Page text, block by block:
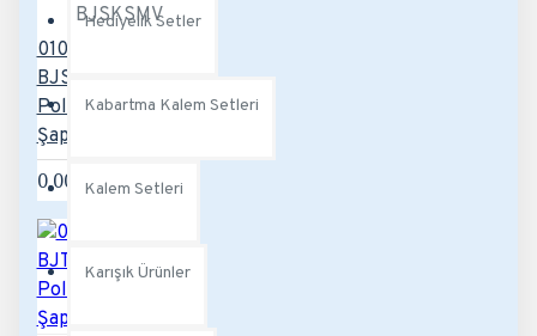
Hediyelik Setler
Kabartma Kalem Setleri
Kalem Setleri
Karışık Ürünler
BJSKSMV
0101-
BJSKSMV
Polyester
Şapka
0,00TL